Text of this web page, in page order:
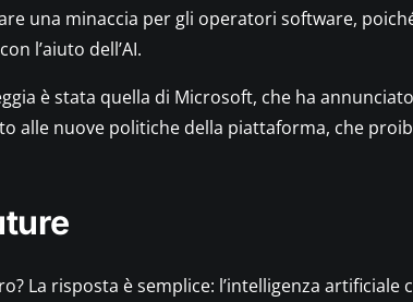
n
e
p
t
una minaccia per gli operatori software,
l’aiuto dell’AI.
è stata quella di Microsoft, che ha
alle nuove politiche della piattaforma, che
La risposta è semplice: l’intelligenza artificiale